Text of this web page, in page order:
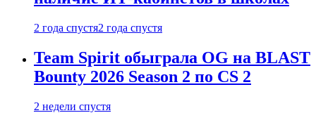
2 года спустя2 года спустя
Team Spirit обыграла OG на BLAST
Bounty 2026 Season 2 по CS 2
2 недели спустя